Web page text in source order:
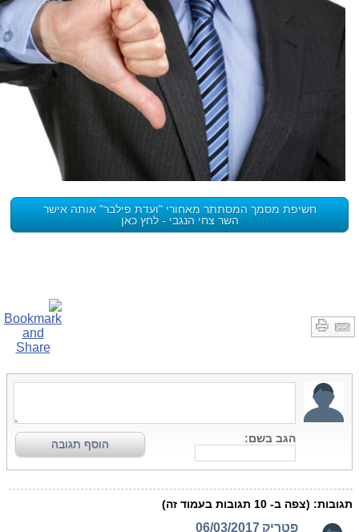
חשיפת מסמך המסתתר מאחורי "ועדת פילבר" אותה אישר
השר צחי הנגבי - לחץ כאן